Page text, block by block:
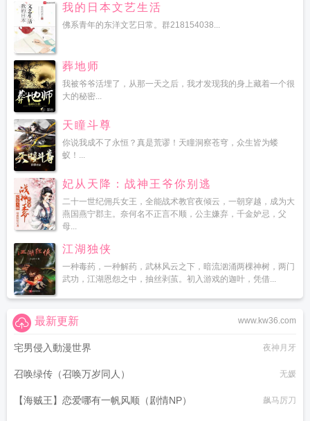
我的日本文艺生活
佛系青年的东洋文艺日常。群218154038...
葬地师
我被爷爷活埋了，从那一天之后，我才发现我的身上藏着一个很
大的秘密...
天瞳斗尊
你说我成不了永恒？真是荒谬！天瞳洞察苍穹，众生皆为蝼
蚁！...
妃从天降：战神王爷你别逃
二十一世纪佣兵女王，全能战术教官夜倾云，一朝穿越，成为大
燕国燕宁郡主。奈何名不正言不顺，公主嫌弃，千金妒忌，父
母...
江湖独侠
一种毒药，一种解药，武林风云之下，暗流汹涌两棵神树，两门
武功，江湖恩怨之中，抽丝剥茧。初入游戏的迦叶，凭借...
www.kw36.com
最新更新
宅男侵入動漫世界 夜神月牙
召唤绿传（召唤万岁同人） 无媛
【海贼王】恋爱哪有一帆风顺（剧情NP） 飙马厉刀